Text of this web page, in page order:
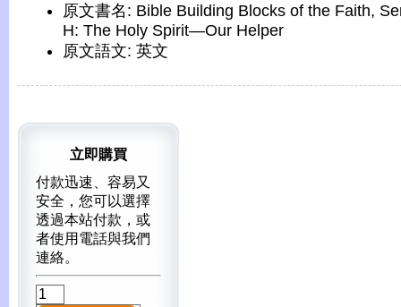
原文書名: Bible Building Blocks of the Faith,
H: The Holy Spirit—Our Helper
原文語文: 英文
立即購買
付款迅速、容易又
安全，您可以選擇
透過本站付款，或
者使用電話與我們
連絡。